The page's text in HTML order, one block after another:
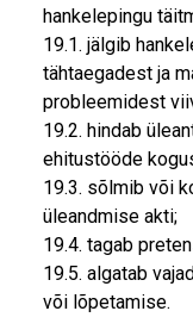
hankelepingu
19.1. jälgib
tähtaegadest ja
probleemidest
19.2. hindab
ehitustööde
19.3. sõlmib või
üleandmise akti;
19.4. tagab
19.5. algatab
või lõpetamise.